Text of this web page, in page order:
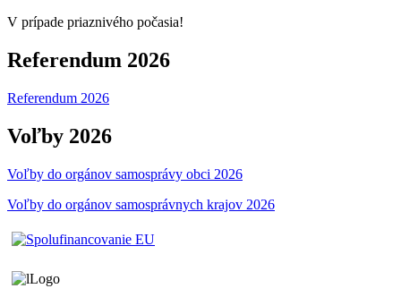
V prípade priaznivého počasia!
Referendum 2026
Referendum 2026
Voľby 2026
Voľby do orgánov samosprávy obci 2026
Voľby do orgánov samosprávnych krajov 2026